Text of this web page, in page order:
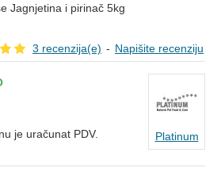
3 recenzija(e) - Napišite recenziju
je uračunat PDV. Platinum